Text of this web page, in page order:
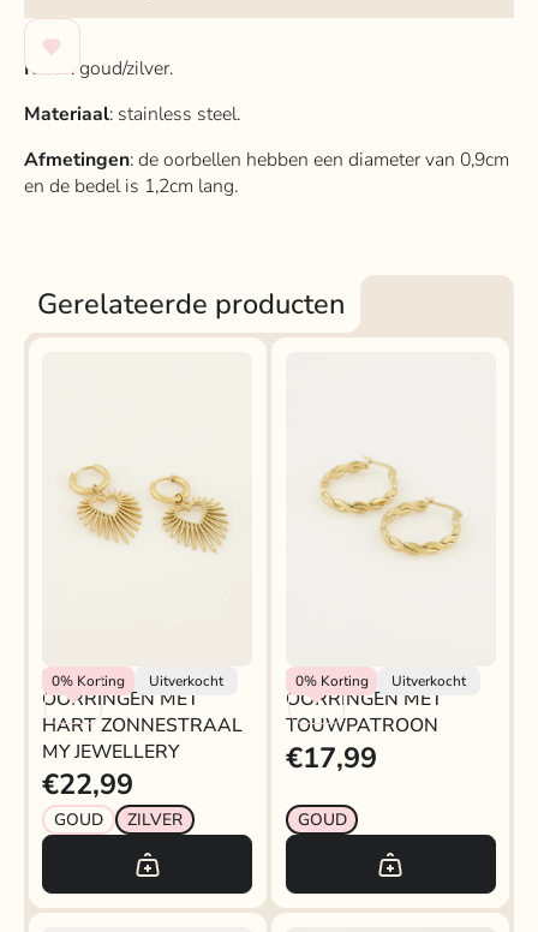
Kleur: goud/zilver.
Materiaal: stainless steel.
Afmetingen: de oorbellen hebben een diameter van 0,9cm
en de bedel is 1,2cm lang.
Gerelateerde producten
0% Korting Uitverkocht
My Jewellery
OORRINGEN MET
HART ZONNESTRAAL
MY JEWELLERY
€22,99
GOUD ZILVER
0%Korting Uitverkocht
My Jewellery
OORRINGEN MET
TOUWPATROON
€17,99
GOUD